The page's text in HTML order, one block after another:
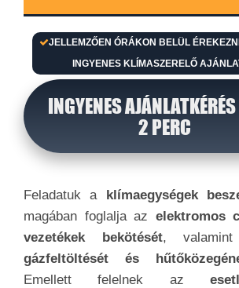
JELLEMZŐEN ÓRÁKON BELÜL
INGYENES KLÍMASZERELŐ
INGYENES
2 PERC
Feladatuk a klímaegységek
magában foglalja az elektromos
vezetékek bekötését,
gázfeltöltését és
Emellett felelnek az